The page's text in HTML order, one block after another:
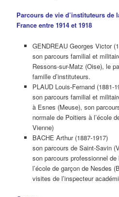
Parcours de vie d’instituteurs de
France entre 1914 et 1918
GENDREAU Georges Victor
son parcours familial et
Ressons-sur-Matz (Oise), le
famille d’instituteurs.
PLAUD Louis-Fernand (1881-
son parcours familial et
à Esnes (Meuse), son
normale de Poitiers à l’école
Vienne)
BACHE Arthur (1887-1917)
son parcours de Saint-Savin
son parcours professionnel
l’école de garçon de Nesdes
visites de l’inspecteur